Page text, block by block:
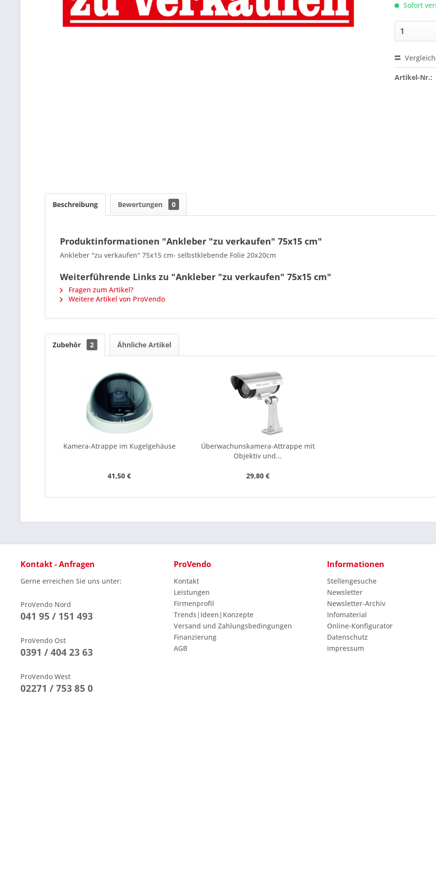
Sofort
Preis
Artikel-Nr.:
Beschreibung Bewertungen 0
Produktinformationen "Ankleber "zu verkaufen" 75x15 cm"
Ankleber "zu verkaufen" 75x15 cm- selbstklebende Folie 20x20cm
Weiterführende Links zu "Ankleber "zu verkaufen" 75x15 cm"
Fragen zum Artikel?
Weitere Artikel von ProVendo
Zubehör 2 Ähnliche Artikel
Kamera-Atrappe im Kugelgehäuse
41,50 €
Überwachunskamera-Attrappe mit
Objektiv und...
29,80 €
Kontakt - Anfragen
Gerne erreichen Sie uns unter:
ProVendo Nord
041 95 / 151 493
ProVendo Ost
0391 / 404 23 63
ProVendo West
02271 / 753 85 0
ProVendo
Kontakt
Leistungen
Firmenprofil
Trends|Ideen|Konzepte
Versand und Zahlungsbedingungen
Finanzierung
AGB
Informationen
Stellengesuche
Newsletter
Newsletter-Archiv
Infomaterial
Online-Konfigurator
Datenschutz
Impressum